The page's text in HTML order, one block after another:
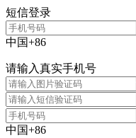
短信登录
中国+86
请输入真实手机号
中国+86